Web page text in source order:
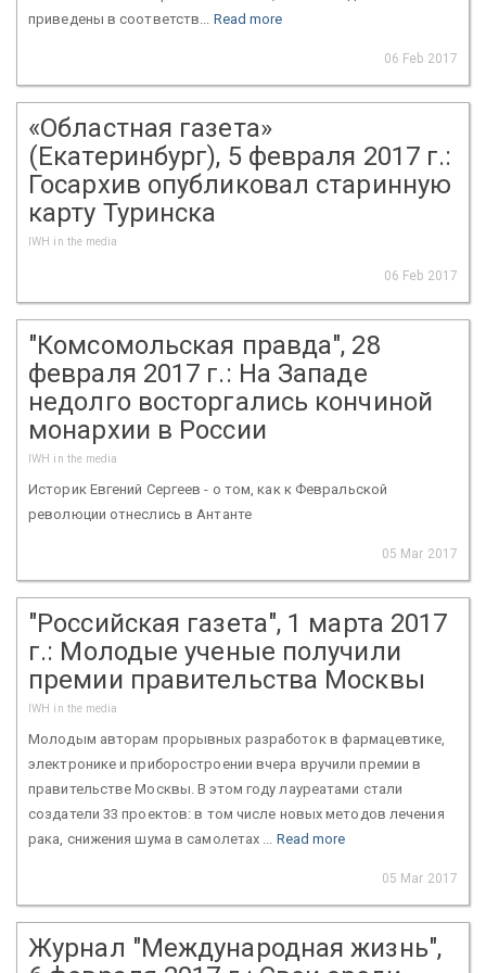
приведены в соответств... Read more
06 Feb 2017
«Областная газета»
(Екатеринбург), 5 февраля 2017 г.:
Госархив опубликовал старинную
карту Туринска
IWH in the media
06 Feb 2017
"Комсомольская правда", 28
февраля 2017 г.: На Западе
недолго восторгались кончиной
монархии в России
IWH in the media
Историк Евгений Сергеев - о том, как к Февральской
революции отнеслись в Антанте
05 Mar 2017
"Российская газета", 1 марта 2017
г.: Молодые ученые получили
премии правительства Москвы
IWH in the media
Молодым авторам прорывных разработок в фармацевтике,
электронике и приборостроении вчера вручили премии в
правительстве Москвы. В этом году лауреатами стали
создатели 33 проектов: в том числе новых методов лечения
рака, снижения шума в самолетах ... Read more
05 Mar 2017
Журнал "Международная жизнь",